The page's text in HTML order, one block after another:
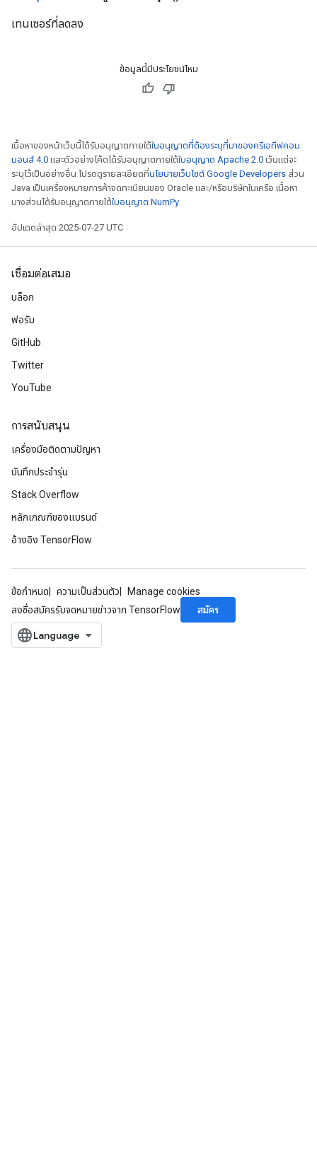
เทนเซอร์ที่ลดลง
ข้อมูลนี้มีประโยชน์ไหม
เนื้อหาของหน้าเว็บนี้ได้รับอนุญาตภายใต้ใบอนุญาตที่ต้องระบุที่มาของครีเอทีฟคอม
มอนส์ 4.0 และตัวอย่างโค้ดได้รับอนุญาตภายใต้ใบอนุญาต Apache 2.0 เว้นแต่จะ
ระบุไว้เป็นอย่างอื่น โปรดดูรายละเอียดที่นโยบายเว็บไซต์ Google Developers ส่วน
Java เป็นเครื่องหมายการค้าจดทะเบียนของ Oracle และ/หรือบริษัทในเครือ เนื้อหา
บางส่วนได้รับอนุญาตภายใต้ใบอนุญาต NumPy
อัปเดตล่าสุด 2025-07-27 UTC
เชื่อมต่อเสมอ
บล็อก
ฟอรัม
GitHub
Twitter
YouTube
การสนับสนุน
เครื่องมือติดตามปัญหา
บันทึกประจำรุ่น
Stack Overflow
หลักเกณฑ์ของแบรนด์
อ้างอิง TensorFlow
ข้อกำหนด ความเป็นส่วนตัว
Manage cookies
ลงชื่อสมัครรับจดหมายข่าวจาก TensorFlow
สมัคร